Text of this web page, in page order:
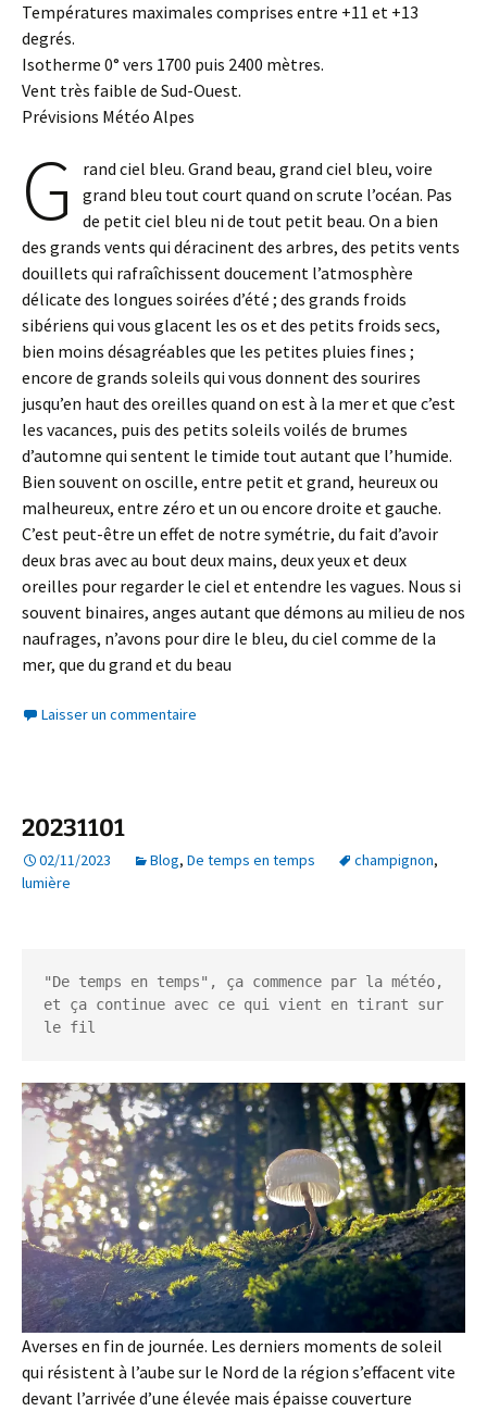
Températures maximales comprises entre +11 et +13
degrés.
Isotherme 0° vers 1700 puis 2400 mètres.
Vent très faible de Sud-Ouest.
Prévisions Météo Alpes
G
rand ciel bleu. Grand beau, grand ciel bleu, voire
grand bleu tout court quand on scrute l’océan. Pas
de petit ciel bleu ni de tout petit beau. On a bien
des grands vents qui déracinent des arbres, des petits vents
douillets qui rafraîchissent doucement l’atmosphère
délicate des longues soirées d’été ; des grands froids
sibériens qui vous glacent les os et des petits froids secs,
bien moins désagréables que les petites pluies fines ;
encore de grands soleils qui vous donnent des sourires
jusqu’en haut des oreilles quand on est à la mer et que c’est
les vacances, puis des petits soleils voilés de brumes
d’automne qui sentent le timide tout autant que l’humide.
Bien souvent on oscille, entre petit et grand, heureux ou
malheureux, entre zéro et un ou encore droite et gauche.
C’est peut-être un effet de notre symétrie, du fait d’avoir
deux bras avec au bout deux mains, deux yeux et deux
oreilles pour regarder le ciel et entendre les vagues. Nous si
souvent binaires, anges autant que démons au milieu de nos
naufrages, n’avons pour dire le bleu, du ciel comme de la
mer, que du grand et du beau
Laisser un commentaire
20231101
02/11/2023 Blog, De temps en temps champignon,
lumière
"De temps en temps", ça commence par la météo,
et ça continue avec ce qui vient en tirant sur
le fil
Averses en fin de journée. Les derniers moments de soleil
qui résistent à l’aube sur le Nord de la région s’effacent vite
devant l’arrivée d’une élevée mais épaisse couverture